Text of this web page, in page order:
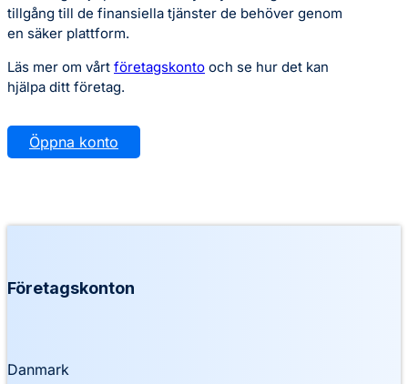
tillgång till de finansiella tjänster de behöver genom
en säker plattform.
Läs mer om vårt företagskonto och se hur det kan
hjälpa ditt företag.
Öppna konto
Företagskonton
Danmark